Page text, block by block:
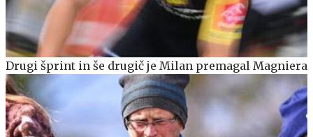
Drugi šprint in še drugič je Milan premagal Magniera